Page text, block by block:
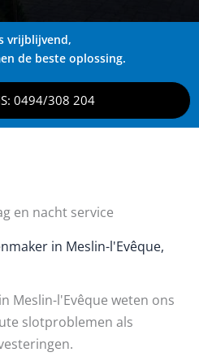
vrijblijvend,
de beste oplossing.
0494/308 204
en nacht service
in Meslin-l'Evêque,
Meslin-l'Evêque weten ons
slotproblemen als